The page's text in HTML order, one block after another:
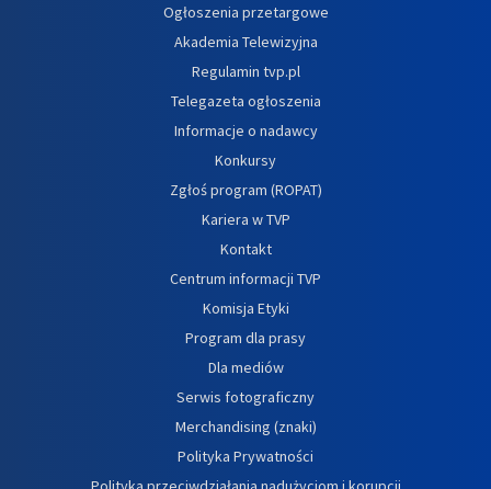
Ogłoszenia przetargowe
Akademia Telewizyjna
Regulamin tvp.pl
Telegazeta ogłoszenia
Informacje o nadawcy
Konkursy
Zgłoś program (ROPAT)
Kariera w TVP
Kontakt
Centrum informacji TVP
Komisja Etyki
Program dla prasy
Dla mediów
Serwis fotograficzny
Merchandising (znaki)
Polityka Prywatności